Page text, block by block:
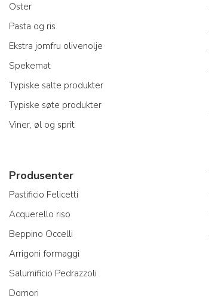
Oster
Pasta og ris
Ekstra jomfru olivenolje
Spekemat
Typiske salte produkter
Typiske søte produkter
Viner, øl og sprit
Produsenter
Pastificio Felicetti
Acquerello riso
Beppino Occelli
Arrigoni formaggi
Salumificio Pedrazzoli
Domori